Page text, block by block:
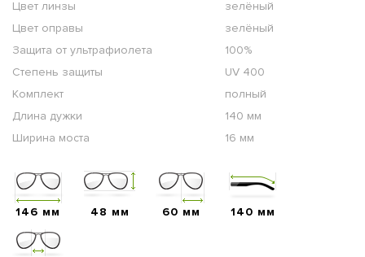
Цвет линзы
зелёный
Цвет оправы
зелёный
Защита от ультрафиолета
100%
Степень защиты
UV 400
Комплект
полный
Длина дужки
140 мм
Ширина моста
16 мм
146 мм 48 мм 60 мм 140 мм